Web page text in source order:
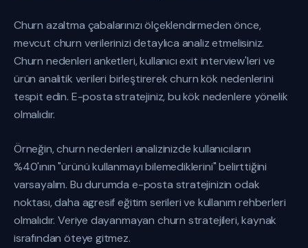
Churn azaltma çabalarınızı ölçeklendirmeden önce,
mevcut churn verilerinizi detaylıca analiz etmelisiniz.
Churn nedenleri anketleri, kullanıcı exit interview'leri ve
ürün analitik verileri birleştirerek churn kök nedenlerini
tespit edin. E-posta stratejiniz, bu kök nedenlere yönelik
olmalıdır.
Örneğin, churn nedenleri analizinizde kullanıcıların
%40'ının "ürünü kullanmayı bilemediklerini" belirttiğini
varsayalım. Bu durumda e-posta stratejinizin odak
noktası, daha agresif eğitim serileri ve kullanım rehberleri
olmalıdır. Veriye dayanmayan churn stratejileri, kaynak
israfından öteye gitmez.